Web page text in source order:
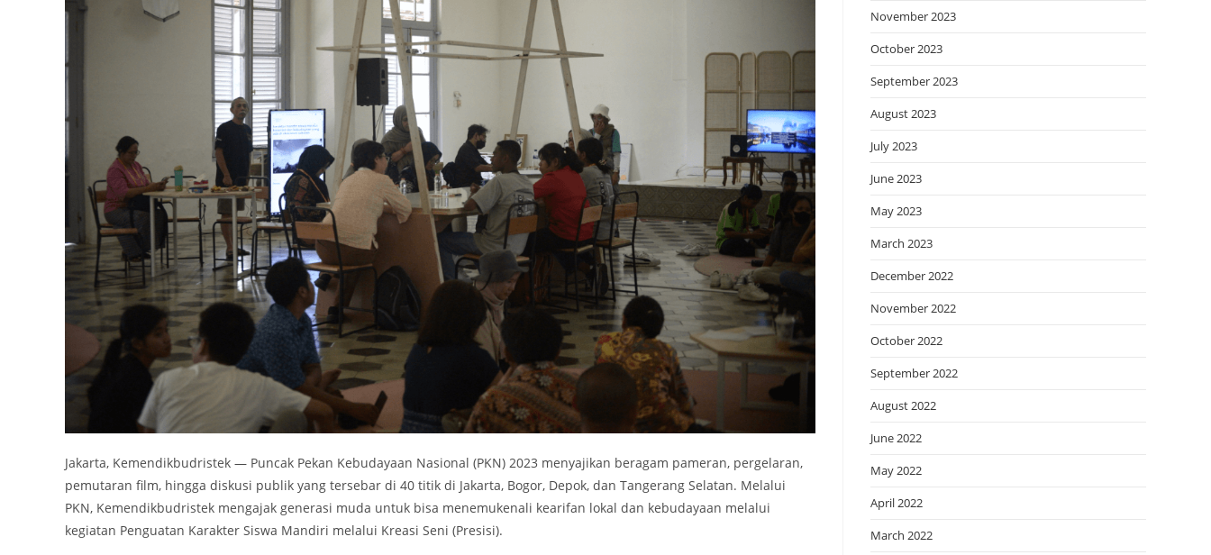
Jakarta, Kemendikbudristek — Puncak Pekan Kebudayaan Nasional (PKN) 2023 menyajikan beragam pameran, pergelaran,
pemutaran film, hingga diskusi publik yang tersebar di 40 titik di Jakarta, Bogor, Depok, dan Tangerang Selatan. Melalui
PKN, Kemendikbudristek mengajak generasi muda untuk bisa menemukenali kearifan lokal dan kebudayaan melalui
kegiatan Penguatan Karakter Siswa Mandiri melalui Kreasi Seni (Presisi).
November 2023
October 2023
September 2023
August 2023
July 2023
June 2023
May 2023
March 2023
December 2022
November 2022
October 2022
September 2022
August 2022
June 2022
May 2022
April 2022
March 2022